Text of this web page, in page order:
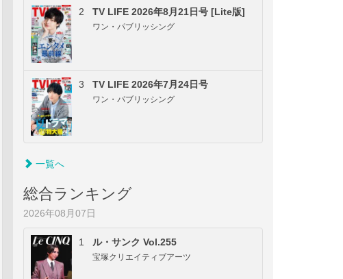
2 TV LIFE 2026年8月21日号 [Lite版]
ワン・パブリッシング
3 TV LIFE 2026年7月24日号
ワン・パブリッシング
一覧へ
総合ランキング
2026年08月07日
1 ル・サンク Vol.255
宝塚クリエイティブアーツ